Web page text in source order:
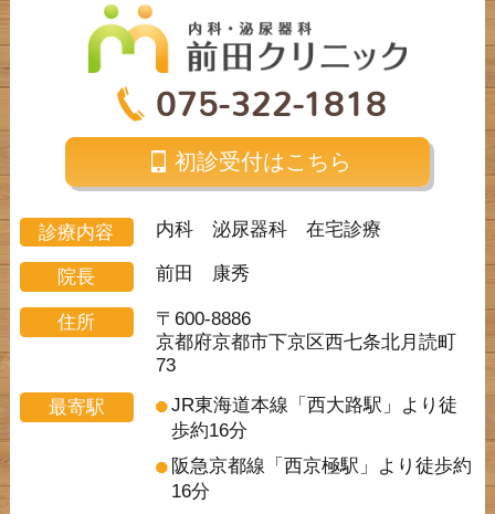
075-322-1818
初診受付はこちら
診療内容 内科 泌尿器科 在宅診療
院長 前田 康秀
住所
〒600-8886
京都府京都市下京区西七条北月読町
73
最寄駅
JR東海道本線「西大路駅」より徒
歩約16分
阪急京都線「西京極駅」より徒歩約
16分